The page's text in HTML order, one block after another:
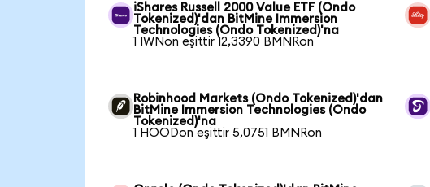
iShares Russell 2000 Value ETF (Ondo
Tokenized)'dan BitMine Immersion
Technologies (Ondo Tokenized)'na
1 IWNon eşittir 12,3390 BMNRon
Robinhood Markets (Ondo Tokenized)'dan
BitMine Immersion Technologies (Ondo
Tokenized)'na
1 HOODon eşittir 5,0751 BMNRon